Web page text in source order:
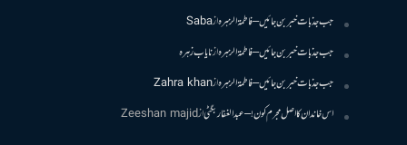
جب جذبات خبر بن جائیں – فاطمۃالزہرہازSaba
جب جذبات خبر بن جائیں – فاطمۃالزہرہازنایاب زہرہ
جب جذبات خبر بن جائیں – فاطمۃالزہرہازZahra khan
اس خاندان کا اصل مجرم کون! – عبدالغفار بگٹیازZeeshan majid